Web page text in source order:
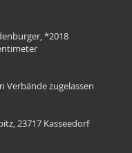
*2018
Verbände zugelassen
23717 Kasseedorf